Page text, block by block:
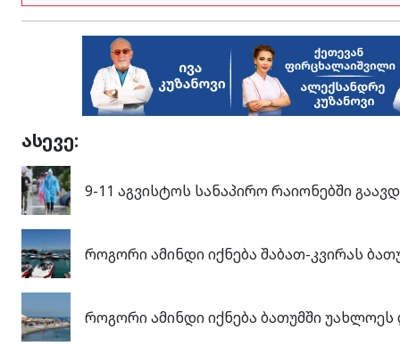
ასევე:
9-11 აგვისტოს სანაპირო რაიონებში
როგორი ამინდი იქნება შაბათ-კვირას
როგორი ამინდი იქნება ბათუმში უახლოეს